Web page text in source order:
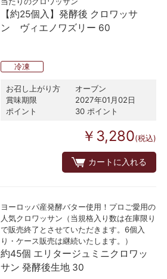
【約25個入】発酵後 クロワッサ
ン ヴィエノワズリー 60
冷凍
お召し上がり方
オーブン
賞味期限
2027年01月02日
ポイント
30 ポイント
￥3,280(税込)
カートに入れる
ヨーロッパ産発酵バター使用！プロご愛用の
人気クロワッサン（当規格入り数は在庫限り
で販売終了とさせていただきます。6個入
り・ケース販売は継続いたします。）
約45個 エリタージュミニクロワッ
サン 発酵後生地 30